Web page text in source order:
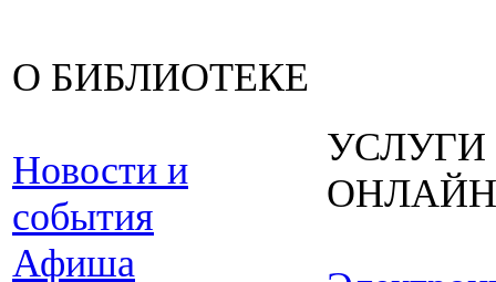
О БИБЛИОТЕКЕ
Новости и
события
Афиша
УСЛУГИ
ОНЛАЙН